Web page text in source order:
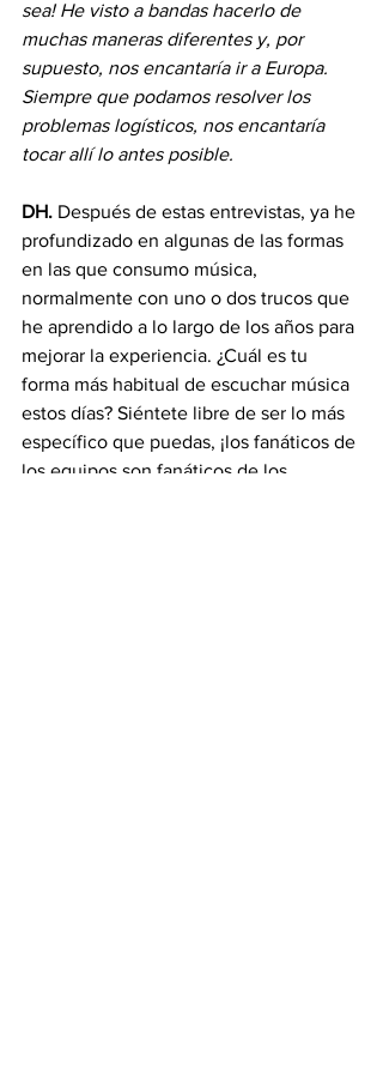
sea! He visto a bandas hacerlo de
muchas maneras diferentes y, por
supuesto, nos encantaría ir a Europa.
Siempre que podamos resolver los
problemas logísticos, nos encantaría
tocar allí lo antes posible.
DH. Después de estas entrevistas, ya he
profundizado en algunas de las formas
en las que consumo música,
normalmente con uno o dos trucos que
he aprendido a lo largo de los años para
mejorar la experiencia. ¿Cuál es tu
forma más habitual de escuchar música
estos días? Siéntete libre de ser lo más
específico que puedas, ¡los fanáticos de
los equipos son fanáticos de los